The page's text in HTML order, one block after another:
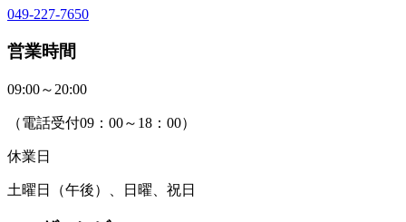
049-227-7650
営業時間
09:00～20:00
（電話受付09：00～18：00）
休業日
土曜日（午後）、日曜、祝日